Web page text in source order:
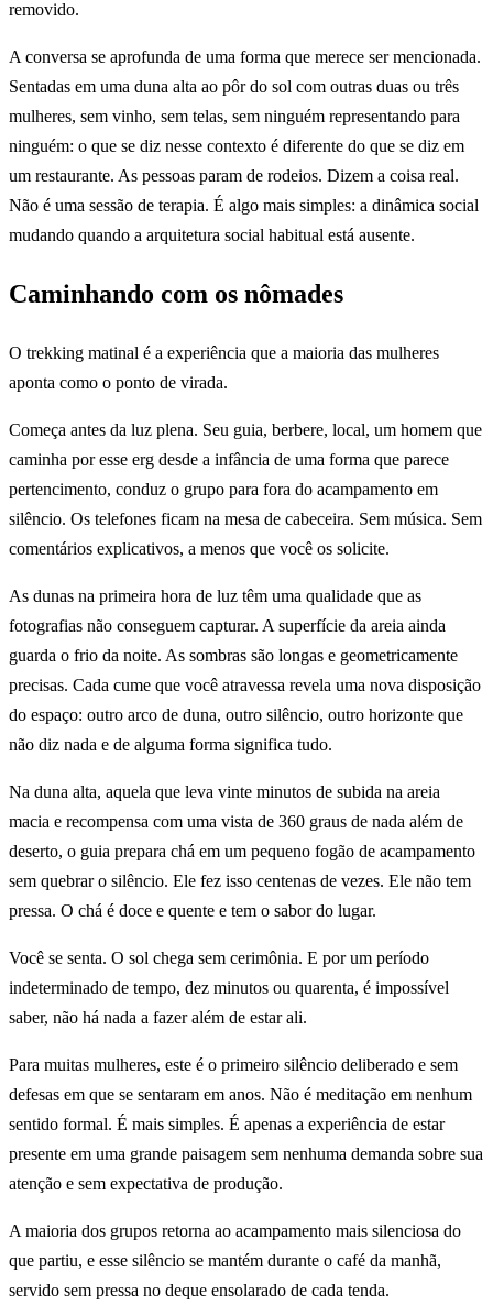
removido.
A conversa se aprofunda de uma forma que merece ser mencionada.
Sentadas em uma duna alta ao pôr do sol com outras duas ou três
mulheres, sem vinho, sem telas, sem ninguém representando para
ninguém: o que se diz nesse contexto é diferente do que se diz em
um restaurante. As pessoas param de rodeios. Dizem a coisa real.
Não é uma sessão de terapia. É algo mais simples: a dinâmica social
mudando quando a arquitetura social habitual está ausente.
Caminhando com os nômades
O trekking matinal é a experiência que a maioria das mulheres
aponta como o ponto de virada.
Começa antes da luz plena. Seu guia, berbere, local, um homem que
caminha por esse erg desde a infância de uma forma que parece
pertencimento, conduz o grupo para fora do acampamento em
silêncio. Os telefones ficam na mesa de cabeceira. Sem música. Sem
comentários explicativos, a menos que você os solicite.
As dunas na primeira hora de luz têm uma qualidade que as
fotografias não conseguem capturar. A superfície da areia ainda
guarda o frio da noite. As sombras são longas e geometricamente
precisas. Cada cume que você atravessa revela uma nova disposição
do espaço: outro arco de duna, outro silêncio, outro horizonte que
não diz nada e de alguma forma significa tudo.
Na duna alta, aquela que leva vinte minutos de subida na areia
macia e recompensa com uma vista de 360 graus de nada além de
deserto, o guia prepara chá em um pequeno fogão de acampamento
sem quebrar o silêncio. Ele fez isso centenas de vezes. Ele não tem
pressa. O chá é doce e quente e tem o sabor do lugar.
Você se senta. O sol chega sem cerimônia. E por um período
indeterminado de tempo, dez minutos ou quarenta, é impossível
saber, não há nada a fazer além de estar ali.
Para muitas mulheres, este é o primeiro silêncio deliberado e sem
defesas em que se sentaram em anos. Não é meditação em nenhum
sentido formal. É mais simples. É apenas a experiência de estar
presente em uma grande paisagem sem nenhuma demanda sobre sua
atenção e sem expectativa de produção.
A maioria dos grupos retorna ao acampamento mais silenciosa do
que partiu, e esse silêncio se mantém durante o café da manhã,
servido sem pressa no deque ensolarado de cada tenda.